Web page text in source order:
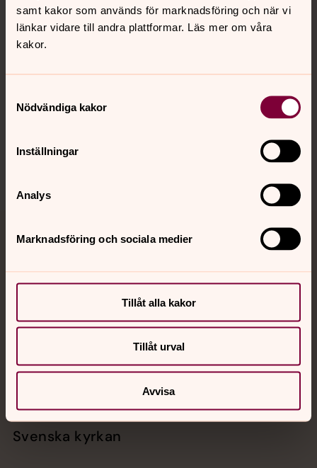
samt kakor som används för marknadsföring och när vi
länkar vidare till andra plattformar. Läs mer om våra
kakor.
Nödvändiga kakor
Inställningar
Analys
Marknadsföring och sociala medier
Tillåt alla kakor
Tillåt urval
Avvisa
Kalender
Hitta snabbt
Jourhavande präst
Akut samtals- och krisstöd. Prata eller chatta anonymt
Chatt
Telefon 112
Svenska kyrkan